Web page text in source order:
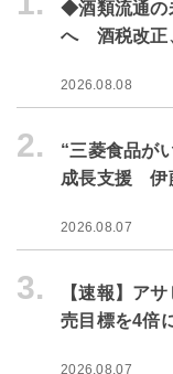
◆酒類流通の
へ 酒税改正
2026.08.08
2.
“三菱食品が
成長支援 伊
2026.08.07
3.
【速報】ア
売目標を4倍
2026.08.07